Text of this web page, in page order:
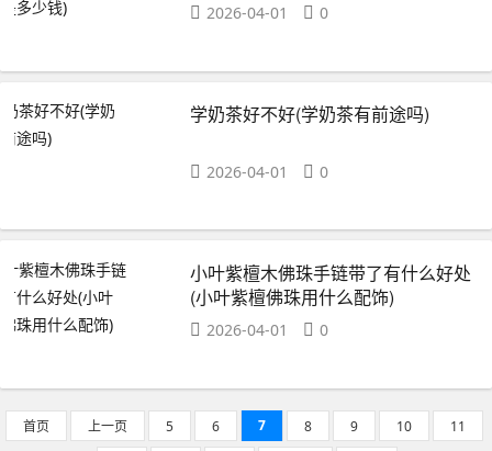
2026-04-01 0
学奶茶好不好(学奶茶有前途吗)
2026-04-01 0
小叶紫檀木佛珠手链带了有什么好处
(小叶紫檀佛珠用什么配饰)
2026-04-01 0
首页 上一页 5 6 7 8 9 10
11